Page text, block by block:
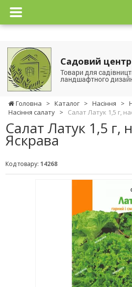
Садовий
Товари для
ландшафтного
Головна > Каталог > Насіння >
Насіння салату > Салат Латук 1,5 г,
Салат Латук 1,5 г,
Яскрава
Код товару: 14268